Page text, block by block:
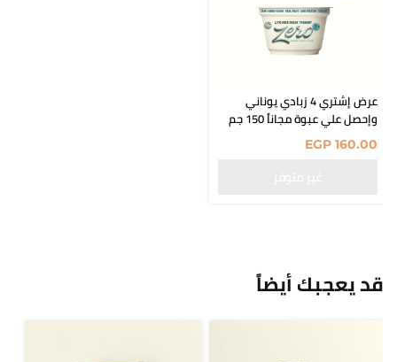
عرض إشتري 4 زبادي يوناني
وإحصل علي عبوة مجاناً 150 جم
EGP 160.00
قد يعجبك أيضاً